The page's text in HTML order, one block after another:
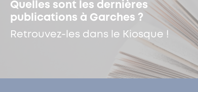
Quelles sont les dernières
publications à Garches ?
Retrouvez-les dans le Kiosque !